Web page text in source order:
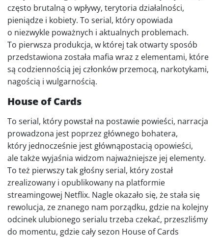
często brutalną o wpływy, terytoria działalności,
pieniądze i kobiety. To serial, który opowiada
o niezwykle poważnych i aktualnych problemach.
To pierwsza produkcja, w której tak otwarty sposób
przedstawiona została mafia wraz z elementami, które
są codziennością jej członków przemocą, narkotykami,
nagością i wulgarnością.
House of Cards
To serial, który powstał na postawie powieści, narracja
prowadzona jest poprzez głównego bohatera,
który jednocześnie jest głównąpostacią opowieści,
ale także wyjaśnia widzom najważniejsze jej elementy.
To też pierwszy tak głośny serial, który został
zrealizowany i opublikowany na platformie
streamingowej Netflix. Nagle okazało się, że stała się
rewolucja, ze znanego nam porządku, gdzie na kolejny
odcinek ulubionego serialu trzeba czekać, przeszliśmy
do momentu, gdzie cały sezon House of Cards